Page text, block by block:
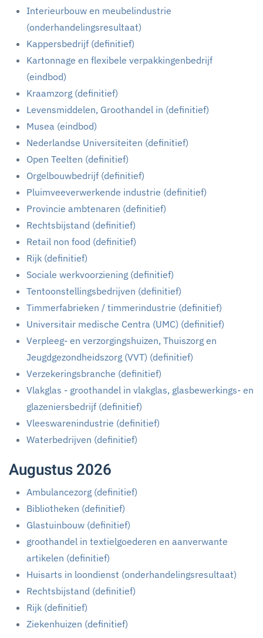
Interieurbouw en meubelindustrie
(onderhandelingsresultaat)
Kappersbedrijf (definitief)
Kartonnage en flexibele verpakkingenbedrijf
(eindbod)
Kraamzorg (definitief)
Levensmiddelen, Groothandel in (definitief)
Musea (eindbod)
Nederlandse Universiteiten (definitief)
Open Teelten (definitief)
Orgelbouwbedrijf (definitief)
Pluimveeverwerkende industrie (definitief)
Provincie ambtenaren (definitief)
Rechtsbijstand (definitief)
Retail non food (definitief)
Rijk (definitief)
Sociale werkvoorziening (definitief)
Tentoonstellingsbedrijven (definitief)
Timmerfabrieken / timmerindustrie (definitief)
Universitair medische Centra (UMC) (definitief)
Verpleeg- en verzorgingshuizen, Thuiszorg en
Jeugdgezondheidszorg (VVT) (definitief)
Verzekeringsbranche (definitief)
Vlakglas - groothandel in vlakglas, glasbewerkings- en
glazeniersbedrijf (definitief)
Vleeswarenindustrie (definitief)
Waterbedrijven (definitief)
Augustus 2026
Ambulancezorg (definitief)
Bibliotheken (definitief)
Glastuinbouw (definitief)
groothandel in textielgoederen en aanverwante
artikelen (definitief)
Huisarts in loondienst (onderhandelingsresultaat)
Rechtsbijstand (definitief)
Rijk (definitief)
Ziekenhuizen (definitief)